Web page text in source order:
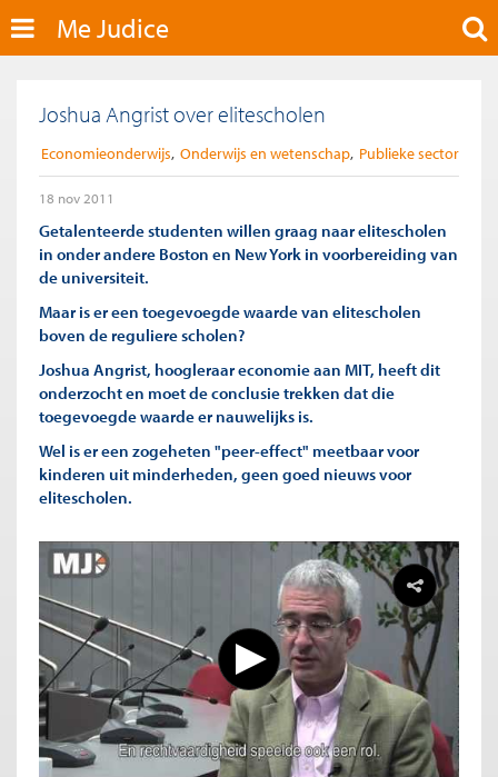
Me Judice
Joshua Angrist over elitescholen
Economieonderwijs Onderwijs en wetenschap Publieke sector
18 nov 2011
Getalenteerde studenten willen graag naar elitescholen
in onder andere Boston en New York in voorbereiding van
de universiteit.
Maar is er een toegevoegde waarde van elitescholen
boven de reguliere scholen?
Joshua Angrist, hoogleraar economie aan MIT, heeft dit
onderzocht en moet de conclusie trekken dat die
toegevoegde waarde er nauwelijks is.
Wel is er een zogeheten "peer-effect" meetbaar voor
kinderen uit minderheden, geen goed nieuws voor
elitescholen.